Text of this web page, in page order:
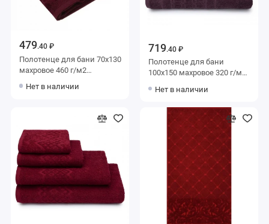
479.40 ₽
Полотенце для бани 70х130
махровое 460 г/м2
мануфактура Fiore selvaggio
Нет в наличии
719.40 ₽
Полотенце для бани
100х150 махровое 320 г/м2
мануфактура Space
Нет в наличии